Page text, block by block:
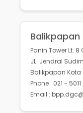
Panin Tower Lt.
JL. Jendral
Balikpapan Kota
Phone : 021 - 5011
Email :